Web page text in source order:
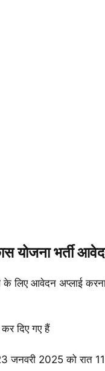
योजना भर्ती
लिए आवेदन अप्लाई
दिए गए हैं
जनवरी 2025 को रात